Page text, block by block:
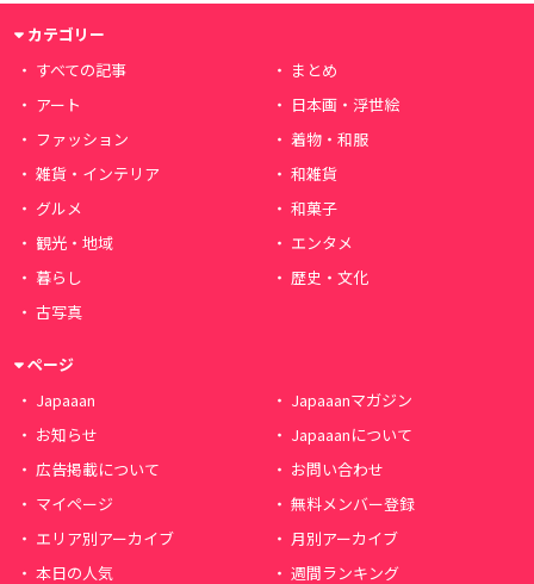
カテゴリー
すべての記事
まとめ
アート
日本画・浮世絵
ファッション
着物・和服
雑貨・インテリア
和雑貨
グルメ
和菓子
観光・地域
エンタメ
暮らし
歴史・文化
古写真
ページ
Japaaan
Japaaanマガジン
お知らせ
Japaaanについて
広告掲載について
お問い合わせ
マイページ
無料メンバー登録
エリア別アーカイブ
月別アーカイブ
本日の人気
週間ランキング